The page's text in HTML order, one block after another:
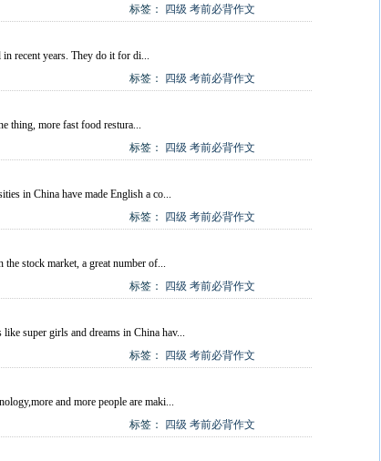
标签： 四级 考前必背作文
recent years. They do it for di...
标签： 四级 考前必背作文
thing, more fast food restura...
标签： 四级 考前必背作文
in China have made English a co...
标签： 四级 考前必背作文
stock market, a great number of...
标签： 四级 考前必背作文
super girls and dreams in China hav...
标签： 四级 考前必背作文
and more people are maki...
标签： 四级 考前必背作文